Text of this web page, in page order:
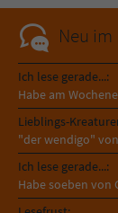
Neu
Ich lese gerade...:
Habe am
Lieblings-
"der wendigo"
Ich lese gerade...:
Habe soeben von